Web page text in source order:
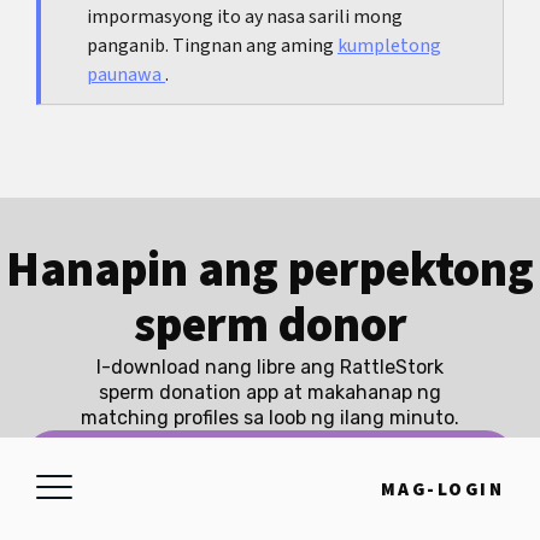
MAG-LOGIN
impormasyong ito ay nasa sarili mong
panganib. Tingnan ang amingkumpletong
paunawa.
Hanapin ang perpektong
sperm donor
I-download nang libre ang RattleStork
sperm donation app at makahanap ng
matching profiles sa loob ng ilang minuto.